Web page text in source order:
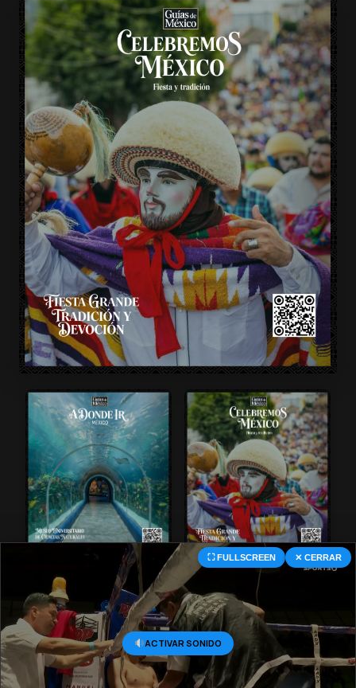
⛶ FULLSCREEN ✕ CERRAR
ACTIVAR SONIDO
© 2026 Central Deportiva MX. All Rights Reserved.